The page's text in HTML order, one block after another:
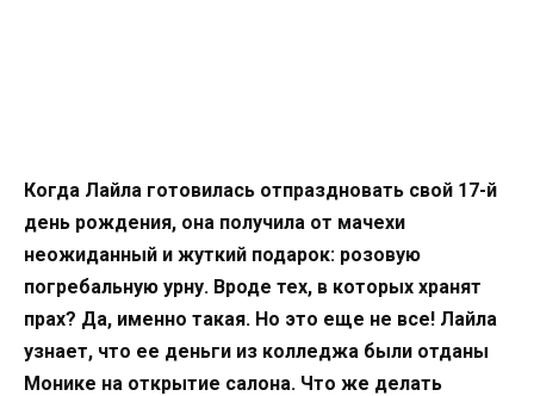
Когда Лайла готовилась отпраздновать свой 17-й
день рождения, она получила от мачехи
неожиданный и жуткий подарок: розовую
погребальную урну. Вроде тех, в которых хранят
прах? Да, именно такая. Но это еще не все! Лайла
узнает, что ее деньги из колледжа были отданы
Монике на открытие салона. Что же делать